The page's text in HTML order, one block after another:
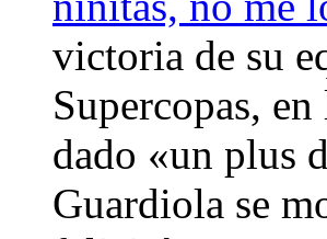
victoria de su
Supercopas,
dado «un plus
Guardiola se